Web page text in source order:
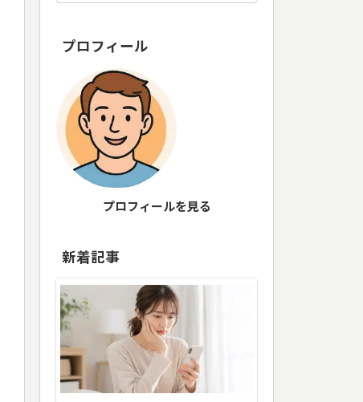
プロフィール
プロフィールを見る
新着記事